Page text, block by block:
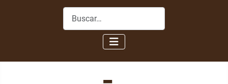
Buscar